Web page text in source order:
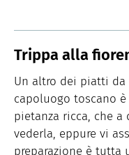
Trippa alla
Un altro dei piatti da
capoluogo toscano è
pietanza ricca, che
vederla, eppure vi
preparazione è tutta